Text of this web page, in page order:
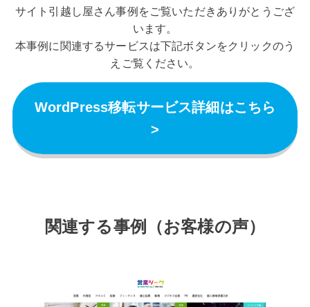
サイト引越し屋さん事例をご覧いただきありがとうござ
います。
本事例に関連するサービスは下記ボタンをクリックのう
えご覧ください。
WordPress移転サービス詳細はこちら
>
関連する事例（お客様の声）